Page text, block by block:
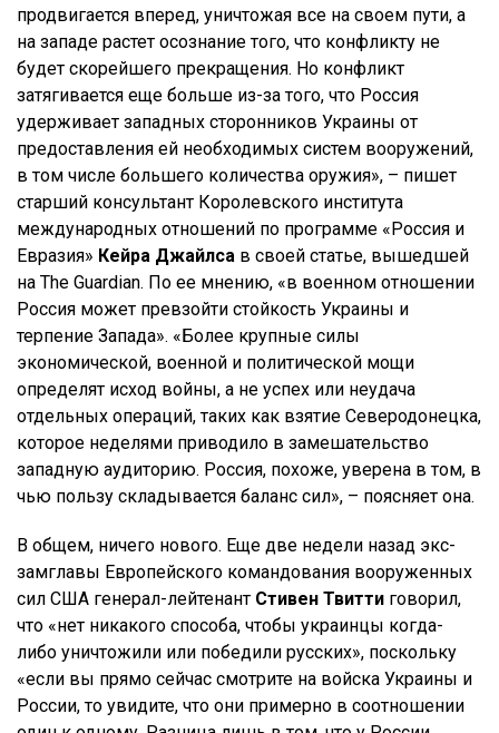
продвигается вперед, уничтожая все на своем пути, а
на западе растет осознание того, что конфликту не
будет скорейшего прекращения. Но конфликт
затягивается еще больше из-за того, что Россия
удерживает западных сторонников Украины от
предоставления ей необходимых систем вооружений,
в том числе большего количества оружия», – пишет
старший консультант Королевского института
международных отношений по программе «Россия и
Евразия» Кейра Джайлса в своей статье, вышедшей
на The Guardian. По ее мнению, «в военном отношении
Россия может превзойти стойкость Украины и
терпение Запада». «Более крупные силы
экономической, военной и политической мощи
определят исход войны, а не успех или неудача
отдельных операций, таких как взятие Северодонецка,
которое неделями приводило в замешательство
западную аудиторию. Россия, похоже, уверена в том, в
чью пользу складывается баланс сил», – поясняет она.
В общем, ничего нового. Еще две недели назад экс-
замглавы Европейского командования вооруженных
сил США генерал-лейтенант Стивен Твитти говорил,
что «нет никакого способа, чтобы украинцы когда-
либо уничтожили или победили русских», поскольку
«если вы прямо сейчас смотрите на войска Украины и
России, то увидите, что они примерно в соотношении